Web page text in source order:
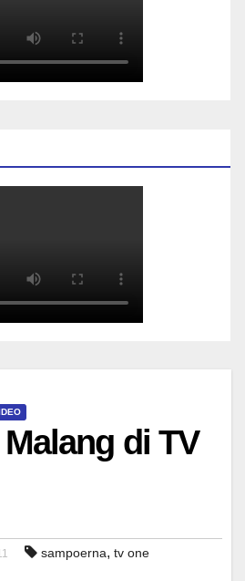
di TV
sampoerna, tv one